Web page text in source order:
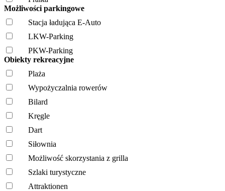
Możliwości parkingowe
Stacja ładująca E-Auto
LKW-Parking
PKW-Parking
Obiekty rekreacyjne
Plaża
Wypożyczalnia rowerów
Bilard
Kręgle
Dart
Siłownia
Możliwość skorzystania z grilla
Szlaki turystyczne
Attraktionen